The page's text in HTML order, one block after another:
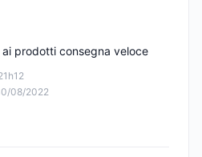
08/2022
prodotti consegna veloce